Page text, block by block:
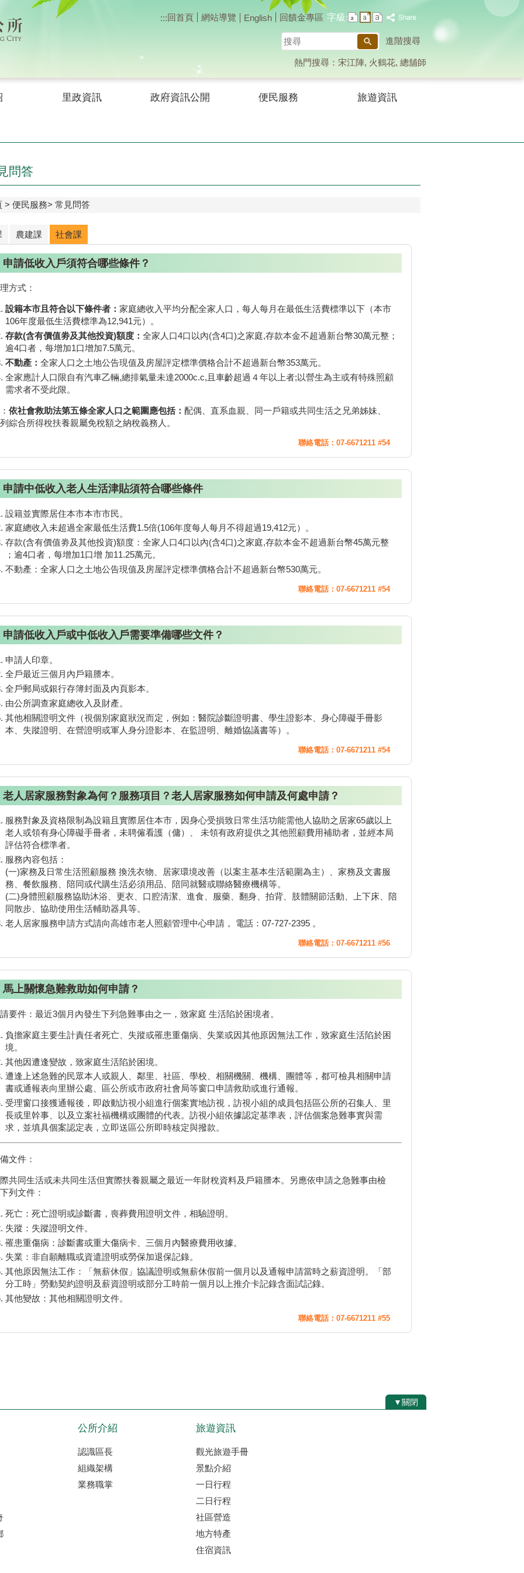
:::回首頁 網站導覽 English 回饋金專區 字級:
搜
尋
進階搜尋
熱門搜尋： 宋江陣 火鶴花 總舖師
里政資訊 政府資訊公開 便民服務 旅遊資訊
問答
便民服務 常見問答
農建課 社會課
申請低收入戶須符合哪些條件？
方式：
設籍本市且符合以下條件者： 家庭總收入平均分配全家人口，每人每月在最低生活費標準以下（本市
106年度最低生活費標準為12,941元）。
存款(含有價值劵及其他投資)額度： 全家人口4口以內(含4口)之家庭,存款本金不超過新台幣30萬元整；
逾4口者，每增加1口增加7.5萬元。
不動產： 全家人口之土地公告現值及房屋評定標準價格合計不超過新台幣353萬元。
全家應計人口限自有汽車乙輛,總排氣量未達2000c.c,且車齡超過４年以上者;以營生為主或有特殊照顧
需求者不受此限。
依社會救助法第五條全家人口之範圍應包括：配偶、直系血親、同一戶籍或共同生活之兄弟姊妹、
綜合所得稅扶養親屬免稅額之納稅義務人。
聯絡電話：07-6671211 #54
申請中低收入老人生活津貼須符合哪些條件
設籍並實際居住本市本市市民。
家庭總收入未超過全家最低生活費1.5倍(106年度每人每月不得超過19,412元）。
存款(含有價值劵及其他投資)額度：全家人口4口以內(含4口)之家庭,存款本金不超過新台幣45萬元整
；逾4口者，每增加1口增 加11.25萬元。
不動產：全家人口之土地公告現值及房屋評定標準價格合計不超過新台幣530萬元。
聯絡電話：07-6671211 #54
申請低收入戶或中低收入戶需要準備哪些文件？
申請人印章。
全戶最近三個月內戶籍謄本。
全戶郵局或銀行存簿封面及內頁影本。
由公所調查家庭總收入及財產。
其他相關證明文件（視個別家庭狀況而定，例如：醫院診斷證明書、學生證影本、身心障礙手冊影
本、失蹤證明、在營證明或軍人身分證影本、在監證明、離婚協議書等）。
聯絡電話：07-6671211 #54
老人居家服務對象為何？服務項目？老人居家服務如何申請及何處申請？
服務對象及資格限制為設籍且實際居住本市，因身心受損致日常生活功能需他人協助之居家65歲以上
老人或領有身心障礙手冊者，未聘僱看護（傭）、 未領有政府提供之其他照顧費用補助者，並經本局
評估符合標準者。
服務內容包括：
(一)家務及日常生活照顧服務 換洗衣物、居家環境改善（以案主基本生活範圍為主）、家務及文書服
務、餐飲服務、陪同或代購生活必須用品、陪同就醫或聯絡醫療機構等。
(二)身體照顧服務協助沐浴、更衣、口腔清潔、進食、服藥、翻身、拍背、肢體關節活動、上下床、陪
同散步、協助使用生活輔助器具等。
老人居家服務申請方式請向高雄市老人照顧管理中心申請， 電話：07-727-2395 。
聯絡電話：07-6671211 #56
馬上關懷急難救助如何申請？
要件：最近3個月內發生下列急難事由之一，致家庭 生活陷於困境者。
負擔家庭主要生計責任者死亡、失蹤或罹患重傷病、失業或因其他原因無法工作，致家庭生活陷於困
境。
其他因遭逢變故，致家庭生活陷於困境。
遭逢上述急難的民眾本人或親人、鄰里、社區、學校、相關機關、機構、團體等，都可檢具相關申請
書或通報表向里辦公處、區公所或市政府社會局等窗口申請救助或進行通報。
受理窗口接獲通報後，即啟動訪視小組進行個案實地訪視，訪視小組的成員包括區公所的召集人、里
長或里幹事、以及立案社福機構或團體的代表。訪視小組依據認定基準表，評估個案急難事實與需
求，並填具個案認定表，立即送區公所即時核定與撥款。
文件：
共同生活或未共同生活但實際扶養親屬之最近一年財稅資料及戶籍謄本。另應依申請之急難事由檢
列文件：
死亡：死亡證明或診斷書，喪葬費用證明文件，相驗證明。
失蹤：失蹤證明文件。
罹患重傷病：診斷書或重大傷病卡、三個月內醫療費用收據。
失業：非自願離職或資遣證明或勞保加退保記錄。
其他原因無法工作：「無薪休假」協議證明或無薪休假前一個月以及通報申請當時之薪資證明。「部
分工時」勞動契約證明及薪資證明或部分工時前一個月以上推介卡記錄含面試記錄。
其他變故：其他相關證明文件。
聯絡電話：07-6671211 #55
▼關閉
公所介紹
認識區長
組織架構
業務職掌
旅遊資訊
觀光旅遊手冊
景點介紹
一日行程
二日行程
社區營造
地方特產
住宿資訊